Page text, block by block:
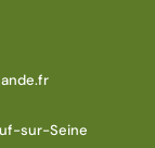
sur-Seine